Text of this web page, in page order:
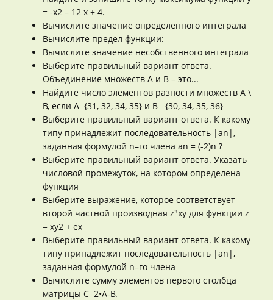
= -x2 – 12 x + 4.
Вычислите значение определенного интеграла
Вычислите предел функции:
Вычислите значение несобственного интеграла
Выберите правильный вариант ответа.
Объединение множеств А и В – это...
Найдите число элементов разности множеств А \
В, если А={31, 32, 34, 35} и В ={30, 34, 35, 36}
Выберите правильный вариант ответа. К какому
типу принадлежит последовательность |an|,
заданная формулой n–го члена an = (-2)n ?
Выберите правильный вариант ответа. Указать
числовой промежуток, на котором определена
функция
Выберите выражение, которое соответствует
второй частной производная z"xy для функции z
= xy2 + ex
Выберите правильный вариант ответа. К какому
типу принадлежит последовательность |an|,
заданная формулой n–го члена
Вычислите сумму элементов первого столбца
матрицы C=2•A-B.